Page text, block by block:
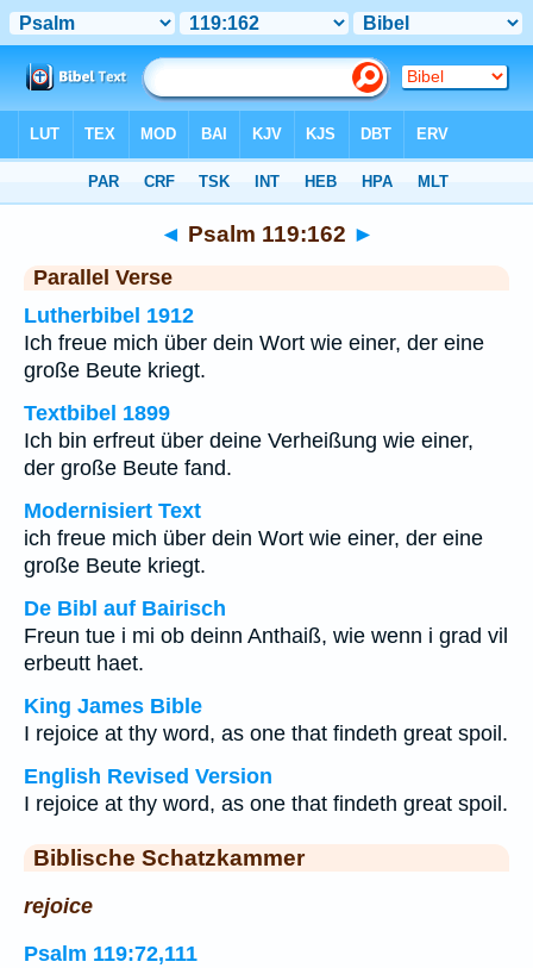
◄ Psalm 119:162 ►
Parallel Verse
Lutherbibel 1912
Ich freue mich über dein Wort wie einer, der eine
große Beute kriegt.
Textbibel 1899
Ich bin erfreut über deine Verheißung wie einer,
der große Beute fand.
Modernisiert Text
ich freue mich über dein Wort wie einer, der eine
große Beute kriegt.
De Bibl auf Bairisch
Freun tue i mi ob deinn Anthaiß, wie wenn i grad vil
erbeutt haet.
King James Bible
I rejoice at thy word, as one that findeth great spoil.
English Revised Version
I rejoice at thy word, as one that findeth great spoil.
Biblische Schatzkammer
rejoice
Psalm 119:72,111